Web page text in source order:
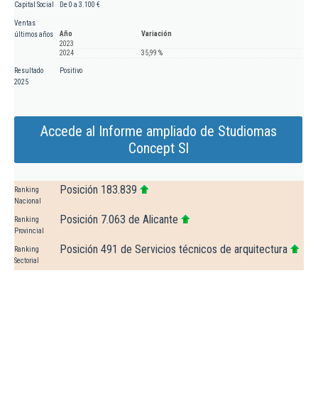
Capital Social De 0 a 3.100 €
Ventas
últimos años
Año
Variación
2023
2024
35,99 %
Resultado
2025
Positivo
Accede al Informe ampliado de Studiomas
Concept Sl
Ranking
Nacional
Posición 183.839
Ranking
Provincial
Posición 7.063 de Alicante
Ranking
Sectorial
Posición 491 de Servicios técnicos de arquitectura